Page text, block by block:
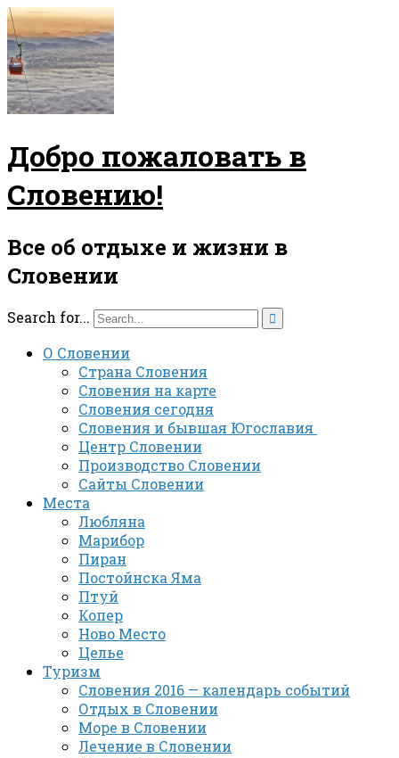
Добро пожаловать в
Словению!
Все об отдыхе и жизни в
Словении
Search for... 
О Словении
Страна Словения
Словения на карте
Словения сегодня
Словения и бывшая Югославия
Центр Словении
Производство Словении
Сайты Словении
Места
Любляна
Марибор
Пиран
Постойнска Яма
Птуй
Копер
Ново Место
Целье
Туризм
Словения 2016 — календарь событий
Отдых в Словении
Море в Словении
Лечение в Словении